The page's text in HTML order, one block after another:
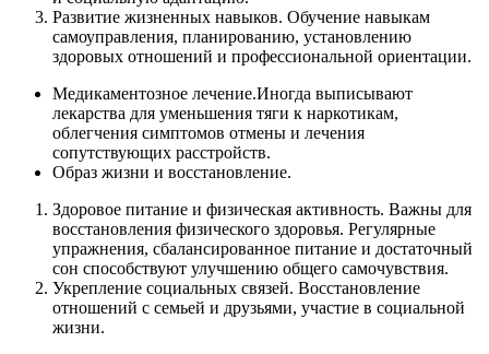
Развитие жизненных навыков. Обучение навыкам
самоуправления, планированию, установлению
здоровых отношений и профессиональной ориентации.
Медикаментозное лечение.Иногда выписывают
лекарства для уменьшения тяги к наркотикам,
облегчения симптомов отмены и лечения
сопутствующих расстройств.
Образ жизни и восстановление.
Здоровое питание и физическая активность. Важны для
восстановления физического здоровья. Регулярные
упражнения, сбалансированное питание и достаточный
сон способствуют улучшению общего самочувствия.
Укрепление социальных связей. Восстановление
отношений с семьей и друзьями, участие в социальной
жизни.